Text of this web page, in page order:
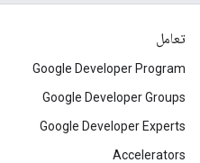
تعامل
Google Developer Program
Google Developer Groups
Google Developer Experts
Accelerators